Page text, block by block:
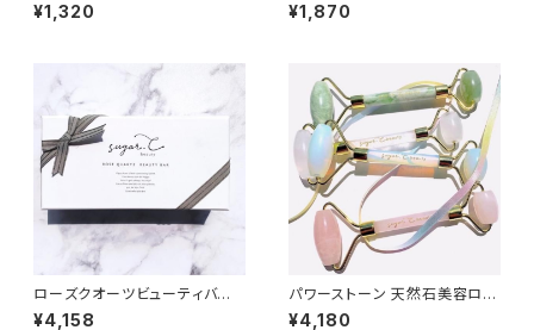
¥1,320
オル
¥1,870
ローズクオーツビューティバー
電動2WAYタイプ
¥4,158
パワーストーン 天然石美容ロー
ラー
¥4,180